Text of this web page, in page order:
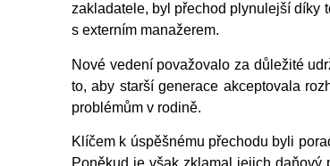
zakladatele, byl přechod plynulejší díky
s externím manažerem.
Nové vedení považovalo za důležité
to, aby starší generace akceptovala
problémům v rodině.
Klíčem k úspěšnému přechodu byli